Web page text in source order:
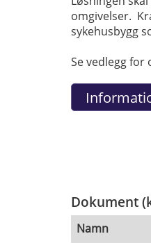
omgivelser.
sykehusbygg
Se vedlegg
Dokument
Namn